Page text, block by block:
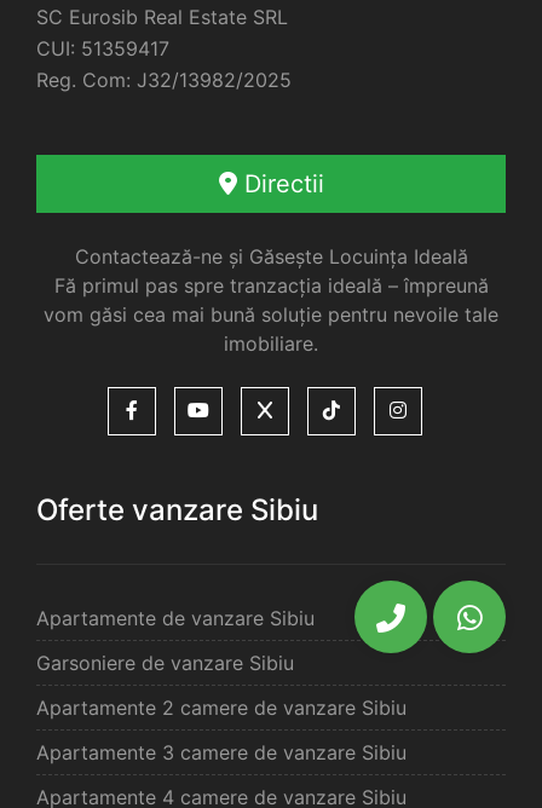
SC Eurosib Real Estate SRL
CUI: 51359417
Reg. Com: J32/13982/2025
Directii
Contactează-ne și Găsește Locuința Ideală
Fă primul pas spre tranzacția ideală – împreună
vom găsi cea mai bună soluție pentru nevoile tale
imobiliare.
Oferte vanzare Sibiu
Apartamente de vanzare Sibiu
Garsoniere de vanzare Sibiu
Apartamente 2 camere de vanzare Sibiu
Apartamente 3 camere de vanzare Sibiu
Apartamente 4 camere de vanzare Sibiu